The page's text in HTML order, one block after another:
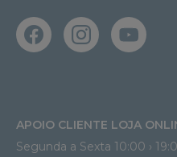
APOIO CLIENTE LOJA
Segunda a Sexta 10:00 ›